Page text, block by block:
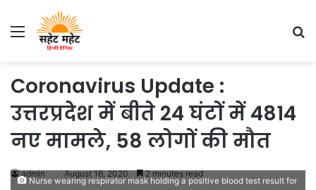
Menu
Coronavirus Update :
उत्तरप्रदेश में बीते 24 घंटों में 4814
नए मामले, 58 लोगों की मौत
admin August 16, 2020 2 minutes read
Nurse wearing respirator mask holding a positive blood test result for